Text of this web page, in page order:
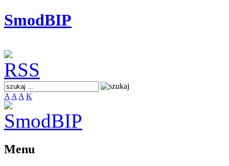
SmodBIP
A A A K
Menu